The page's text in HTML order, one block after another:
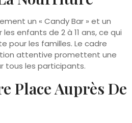
un « Candy Bar » et un
enfants de 2 à 11 ans, ce qui
pour les familles. Le cadre
attentive promettent une
tous les participants.
Place Auprès De